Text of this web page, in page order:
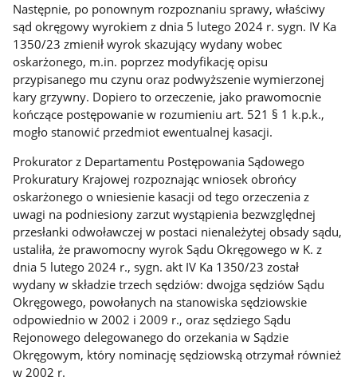
Następnie, po ponownym rozpoznaniu sprawy, właściwy
sąd okręgowy wyrokiem z dnia 5 lutego 2024 r. sygn. IV Ka
1350/23 zmienił wyrok skazujący wydany wobec
oskarżonego, m.in. poprzez modyfikację opisu
przypisanego mu czynu oraz podwyższenie wymierzonej
kary grzywny. Dopiero to orzeczenie, jako prawomocnie
kończące postępowanie w rozumieniu art. 521 § 1 k.p.k.,
mogło stanowić przedmiot ewentualnej kasacji.
Prokurator z Departamentu Postępowania Sądowego
Prokuratury Krajowej rozpoznając wniosek obrońcy
oskarżonego o wniesienie kasacji od tego orzeczenia z
uwagi na podniesiony zarzut wystąpienia bezwzględnej
przesłanki odwoławczej w postaci nienależytej obsady sądu,
ustaliła, że prawomocny wyrok Sądu Okręgowego w K. z
dnia 5 lutego 2024 r., sygn. akt IV Ka 1350/23 został
wydany w składzie trzech sędziów: dwojga sędziów Sądu
Okręgowego, powołanych na stanowiska sędziowskie
odpowiednio w 2002 i 2009 r., oraz sędziego Sądu
Rejonowego delegowanego do orzekania w Sądzie
Okręgowym, który nominację sędziowską otrzymał również
w 2002 r.